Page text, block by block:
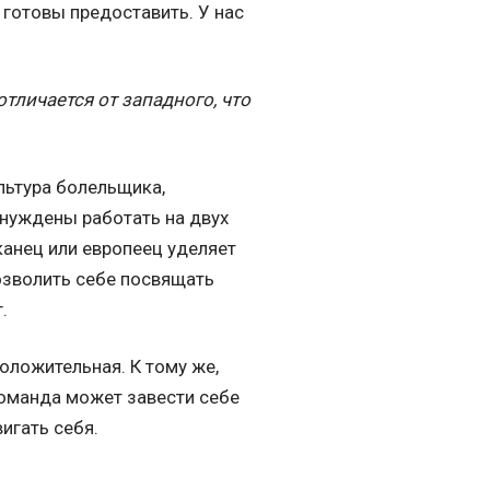
предоставить. У нас
от западного, что
болельщика,
работать на двух
или европеец уделяет
себе посвящать
К тому же,
может завести себе
себя.